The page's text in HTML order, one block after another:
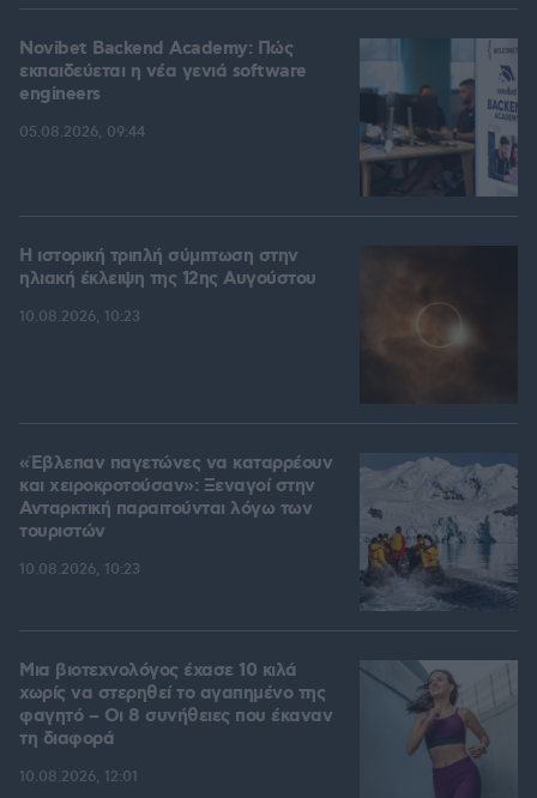
Novibet Backend Academy: Πώς
εκπαιδεύεται η νέα γενιά software
engineers
05.08.2026, 09:44
Η ιστορική τριπλή σύμπτωση στην
ηλιακή έκλειψη της 12ης Αυγούστου
10.08.2026, 10:23
«Έβλεπαν παγετώνες να καταρρέουν
και χειροκροτούσαν»: Ξεναγοί στην
Ανταρκτική παραιτούνται λόγω των
τουριστών
10.08.2026, 10:23
Μια βιοτεχνολόγος έχασε 10 κιλά
χωρίς να στερηθεί το αγαπημένο της
φαγητό – Οι 8 συνήθειες που έκαναν
τη διαφορά
10.08.2026, 12:01